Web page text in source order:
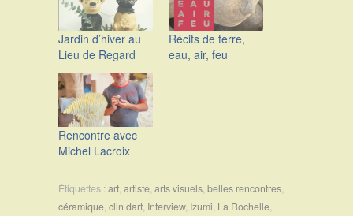
Jardin d’hiver au
Lieu de Regard
Récits de terre,
eau, air, feu
Rencontre avec
Michel Lacroix
Étiquettes :art,artiste,arts visuels,belles rencontres,
céramique,clin dart, Interview, Izumi, La Rochelle,